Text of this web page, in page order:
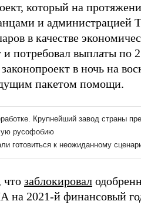
который на
и администрацией
в качестве
потребовал выплаты по
в ночь на
пакетом помощи.
что заблокировал
2021-й финансовый